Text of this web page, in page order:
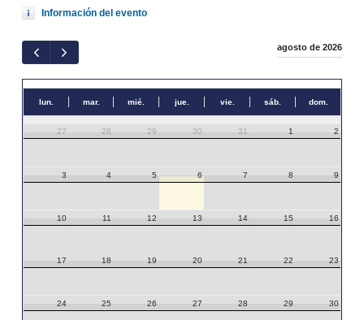
Información del evento
agosto de 2026
lun. mar. mié. jue. vie. sáb. dom.
27 28 29 30 31 1 2
3 4 5 6 7 8 9
10 11 12 13 14 15 16
17 18 19 20 21 22 23
24 25 26 27 28 29 30